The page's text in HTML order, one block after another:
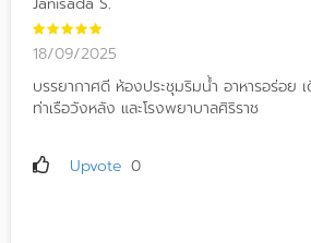
18/09/2025
บรรยากาศดี ห้องประชุมริมน้ำ อาหารอร่อย
ท่าเรือวังหลัง และโรงพยาบาลศิริราช
Upvote 0